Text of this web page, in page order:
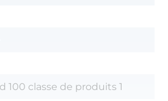
100 classe de produits 1